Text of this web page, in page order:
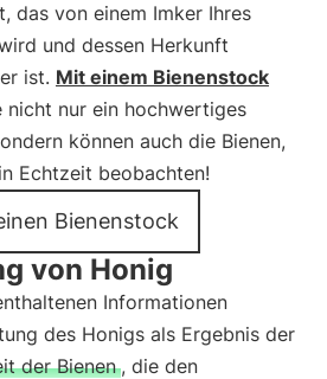
das von einem Imker Ihres
und dessen Herkunft
ist. Mit einem Bienenstock
nicht nur ein hochwertiges
können auch die Bienen,
Echtzeit beobachten!
Bienenstock
von Honig
Informationen
des Honigs als Ergebnis der
der Bienen , die den